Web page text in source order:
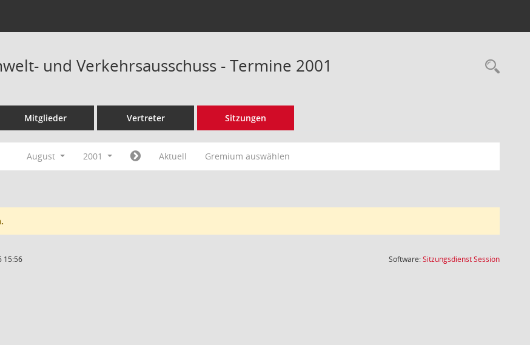
und Verkehrsausschuss - Termine 2001
Mitglieder Vertreter Sitzungen
August 2001 Aktuell Gremium auswählen
15:56 Software:SitzungsdienstSession(Wird in